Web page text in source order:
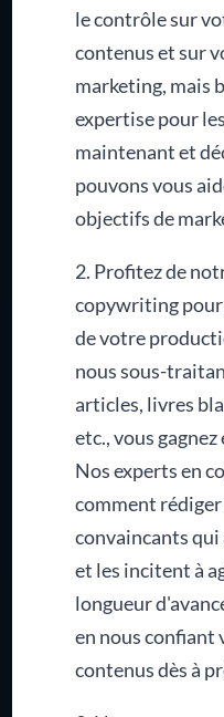
le contrôle sur
contenus et sur
marketing, mais
expertise pour
maintenant et
pouvons vous
objectifs de
2. Profitez de
copywriting
de votre
nous sous-
articles, livres
etc., vous
Nos experts en
comment
convaincants
et les incitent à
longueur
en nous
contenus dès à